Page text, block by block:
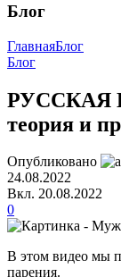
Блог
ГлавнаяБлог
Блог
РУССКАЯ
теория и
Опубликовано
24.08.2022
Вкл. 20.08.2022
0
В этом видео мы
парения.